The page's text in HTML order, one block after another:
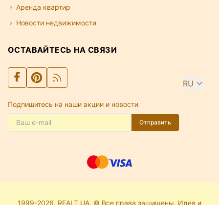
Аренда квартир
Новости недвижимости
ОСТАВАЙТЕСЬ НА СВЯЗИ
RU
Подпишитесь на наши акции и новости
Отправить
1999-2026. REALT.UA. © Все права защищены. Идея и